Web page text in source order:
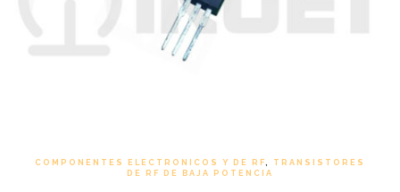
COMPONENTES ELECTRONICOS Y DE RF
TRANSISTORES
DE RF DE BAJA POTENCIA